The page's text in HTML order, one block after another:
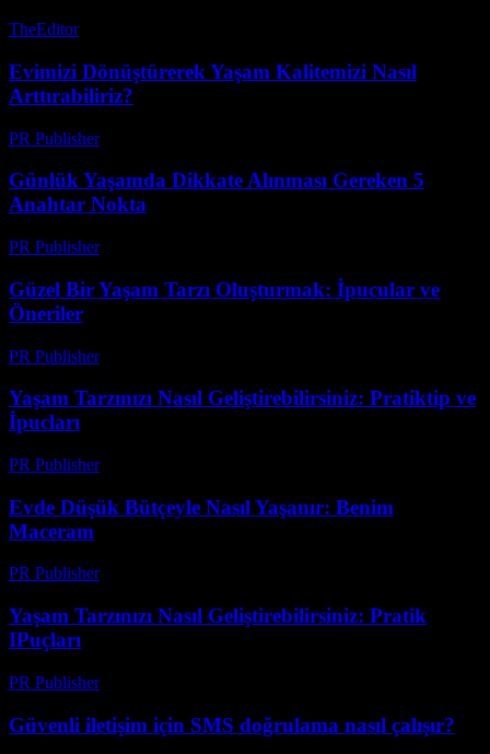
TheEditor-
Evimizi Dönüştürerek Yaşam Kalitemizi Nasıl
Arttırabiliriz?
PR Publisher-
Günlük Yaşamda Dikkate Alınması Gereken 5
Anahtar Nokta
PR Publisher-
Güzel Bir Yaşam Tarzı Oluşturmak: İpucular ve
Öneriler
PR Publisher-
Yaşam Tarzınızı Nasıl Geliştirebilirsiniz: Pratiktip ve
İpucları
PR Publisher-
Evde Düşük Bütçeyle Nasıl Yaşanır: Benim
Maceram
PR Publisher-
Yaşam Tarzınızı Nasıl Geliştirebilirsiniz: Pratik
IPuçları
PR Publisher-
Güvenli iletişim için SMS doğrulama nasıl çalışır?